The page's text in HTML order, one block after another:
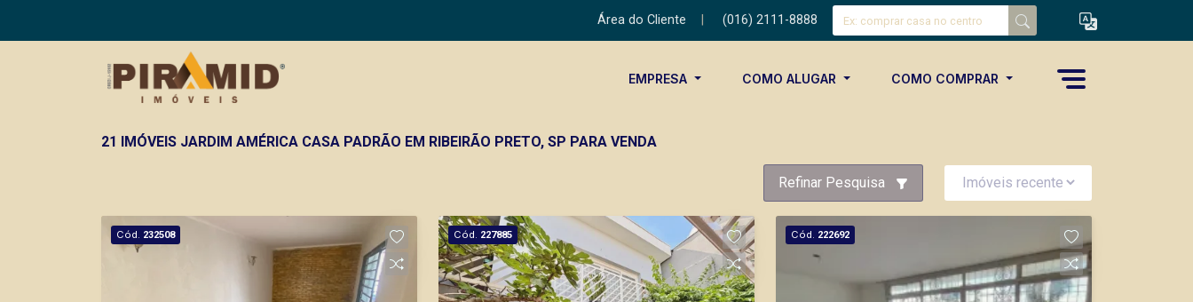
Área do Cliente (016) 2111-8888
EMPRESA COMO ALUGAR COMO COMPRAR
21 IMÓVEIS JARDIM AMÉRICA CASA PADRÃO EM RIBEIRÃO PRETO, SP PARA VENDA
Refinar Pesquisa
Cód. 232508 Cód. 227885 Cód. 222692